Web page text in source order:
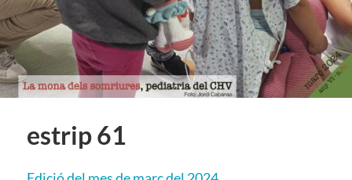
estrip 61